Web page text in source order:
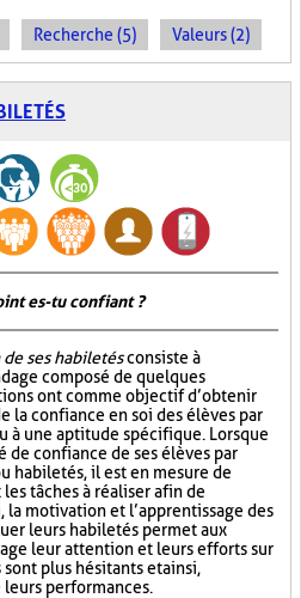
Recherche (5) Valeurs (2)
es-tu confiant ?
ses habiletésconsiste à
composé de quelques
ont comme objectif d’obtenir
la confiance en soi des élèves par
à une aptitude spécifique. Lorsque
de confiance de ses élèves par
habiletés, il est en mesure de
tâches à réaliser afin de
motivation et l’apprentissage des
leurs habiletés permet aux
leur attention et leurs efforts sur
plus hésitants et ainsi,
leurs performances.